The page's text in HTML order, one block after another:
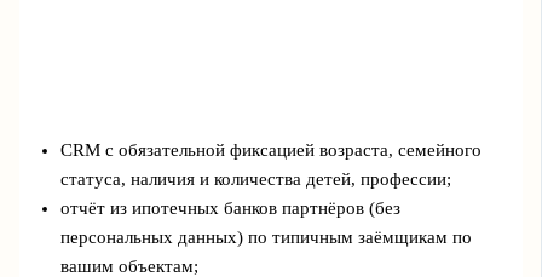
CRM с обязательной фиксацией возраста, семейного
статуса, наличия и количества детей, профессии;
отчёт из ипотечных банков партнёров (без
персональных данных) по типичным заёмщикам по
вашим объектам;